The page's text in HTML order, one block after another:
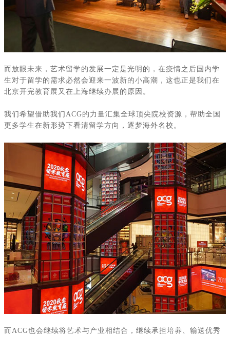
而放眼未来，艺术留学的发展一定是光明的，在疫情之后国内学
生对于留学的需求必然会迎来一波新的小高潮，这也正是我们在
北京开完教育展又在上海继续办展的原因。
我们希望借助我们 ACG的力量汇集全球顶尖院校资源，帮助全国
更多学生在新形势下看清留学方向，逐梦海外名校。
而 ACG也会继续将艺术与产业相结合，继续承担培养、输送优秀